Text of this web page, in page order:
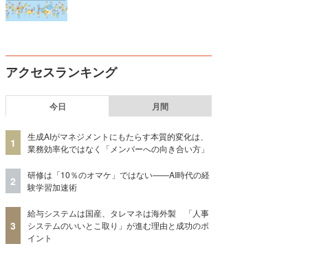
アクセスランキング
今日 月間
1
生成AIがマネジメントにもたらす本質的変化は、
業務効率化ではなく「メンバーへの向き合い方」
2
研修は「10％のオマケ」ではない——AI時代の経
験学習加速術
3
給与システムは国産、タレマネは海外製 「人事
システムのいいとこ取り」が進む理由と成功のポ
イント